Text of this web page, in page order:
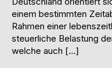
einem bestimmten
Rahmen einer
steuerliche Belastung
welche auch […]